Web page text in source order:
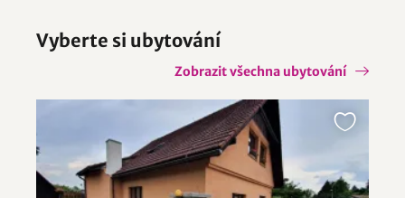
Vyberte si ubytování
Zobrazit všechna ubytování